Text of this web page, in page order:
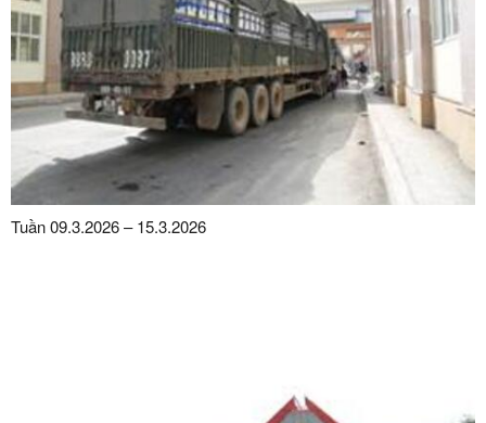
Tuần 09.3.2026 – 15.3.2026